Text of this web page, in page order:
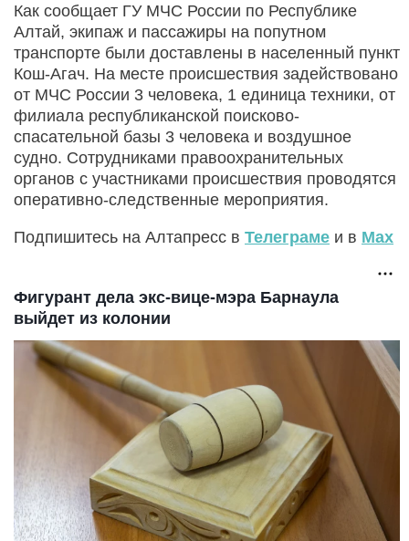
Как сообщает ГУ МЧС России по Республике
Алтай, экипаж и пассажиры на попутном
транспорте были доставлены в населенный пункт
Кош-Агач. На месте происшествия задействовано
от МЧС России 3 человека, 1 единица техники, от
филиала республиканской поисково-
спасательной базы 3 человека и воздушное
судно. Сотрудниками правоохранительных
органов с участниками происшествия проводятся
оперативно-следственные мероприятия.
Подпишитесь на Алтапресс в Телеграме и в Max
Фигурант дела экс-вице-мэра Барнаула
выйдет из колонии